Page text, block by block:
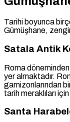
Tarihi boyunca
Gümüşhane,
Satala Antik
Roma
yer almaktadır.
garnizonlarından
tarih meraklıları
Santa